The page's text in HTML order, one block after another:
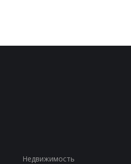
Недвижимость